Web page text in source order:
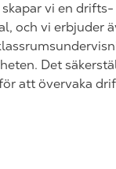
vi en drifts-
och vi erbjuder
Det
att övervaka